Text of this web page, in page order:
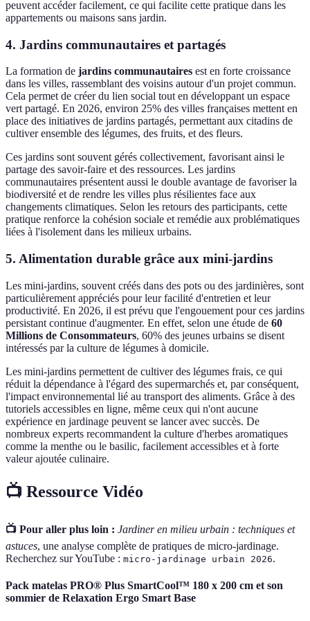
peuvent accéder facilement, ce qui facilite cette pratique dans les
appartements ou maisons sans jardin.
4. Jardins communautaires et partagés
La formation de jardins communautaires est en forte croissance
dans les villes, rassemblant des voisins autour d'un projet commun.
Cela permet de créer du lien social tout en développant un espace
vert partagé. En 2026, environ 25% des villes françaises mettent en
place des initiatives de jardins partagés, permettant aux citadins de
cultiver ensemble des légumes, des fruits, et des fleurs.
Ces jardins sont souvent gérés collectivement, favorisant ainsi le
partage des savoir-faire et des ressources. Les jardins
communautaires présentent aussi le double avantage de favoriser la
biodiversité et de rendre les villes plus résilientes face aux
changements climatiques. Selon les retours des participants, cette
pratique renforce la cohésion sociale et remédie aux problématiques
liées à l'isolement dans les milieux urbains.
5. Alimentation durable grâce aux mini-jardins
Les mini-jardins, souvent créés dans des pots ou des jardinières, sont
particulièrement appréciés pour leur facilité d'entretien et leur
productivité. En 2026, il est prévu que l'engouement pour ces jardins
persistant continue d'augmenter. En effet, selon une étude de 60
Millions de Consommateurs, 60% des jeunes urbains se disent
intéressés par la culture de légumes à domicile.
Les mini-jardins permettent de cultiver des légumes frais, ce qui
réduit la dépendance à l'égard des supermarchés et, par conséquent,
l'impact environnemental lié au transport des aliments. Grâce à des
tutoriels accessibles en ligne, même ceux qui n'ont aucune
expérience en jardinage peuvent se lancer avec succès. De
nombreux experts recommandent la culture d'herbes aromatiques
comme la menthe ou le basilic, facilement accessibles et à forte
valeur ajoutée culinaire.
📺 Ressource Vidéo
📺 Pour aller plus loin : Jardiner en milieu urbain : techniques et
astuces, une analyse complète de pratiques de micro-jardinage.
Recherchez sur YouTube : micro-jardinage urbain 2026.
Pack matelas PRO® Plus SmartCool™ 180 x 200 cm et son
sommier de Relaxation Ergo Smart Base